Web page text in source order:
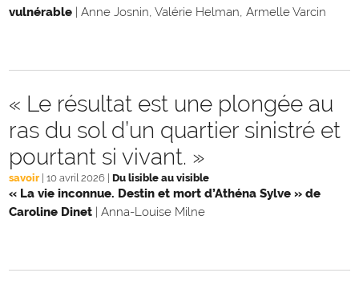
vulnérable | Anne Josnin, Valérie Helman, Armelle Varcin
« Le résultat est une plongée au
ras du sol d’un quartier sinistré et
pourtant si vivant. »
savoir 10 avril 2026 Du lisible au visible
« La vie inconnue. Destin et mort d’Athéna Sylve » de
Caroline Dinet | Anna-Louise Milne